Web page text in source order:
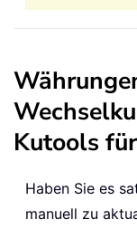
Kutools
Haben Sie es
manuell zu